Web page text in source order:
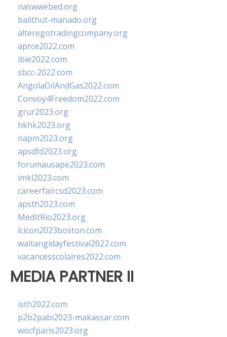
naswwebed.org
balithut-manado.org
alteregotradingcompany.org
aprce2022.com
ibie2022.com
sbcc-2022.com
AngolaOilAndGas2022.com
Convoy4Freedom2022.com
grur2023.org
hkhk2023.org
napm2023.org
apsdfd2023.org
forumausape2023.com
imkl2023.com
careerfaircsd2023.com
apsth2023.com
MedItRio2023.org
lcicon2023boston.com
waitangidayfestival2022.com
vacancesscolaires2022.com
MEDIA PARTNER II
isth2022.com
p2b2pabi2023-makassar.com
wocfparis2023.org